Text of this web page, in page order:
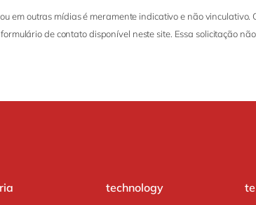
em outras mídias é meramente indicativo e não vinculativo.
de contato disponível neste site. Essa solicitação
technology